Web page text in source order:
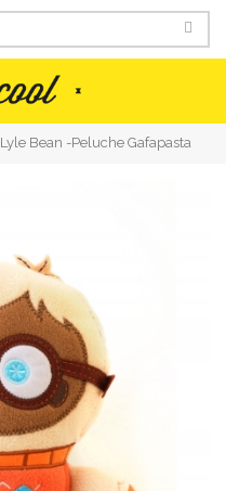
Lyle Bean -Peluche Gafapasta